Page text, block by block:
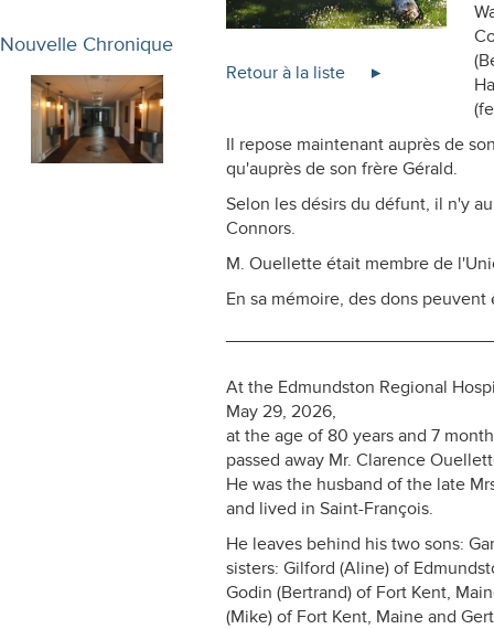
Retour à la liste
Il repose maintenant auprès de
qu'auprès de son frère Gérald.
Selon les désirs du défunt, il n'y
Connors.
M. Ouellette était membre de
En sa mémoire, des dons
At the Edmundston Regional
May 29, 2026,
at the age of 80 years and 7
passed away Mr. Clarence
He was the husband of the late
and lived in Saint-François.
He leaves behind his two sons:
sisters: Gilford (Aline) of
Godin (Bertrand) of Fort Kent,
(Mike) of Fort Kent, Maine and
Nouvelle Chronique